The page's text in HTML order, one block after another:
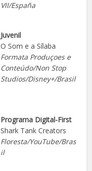
VII/España
Juvenil
O Som e a Sílaba
Formata Produçoes e
Conteúdo/Non Stop
Studios/Disney+/Brasil
Programa Digital-First
Shark Tank Creators
Floresta/YouTube/Bras
il